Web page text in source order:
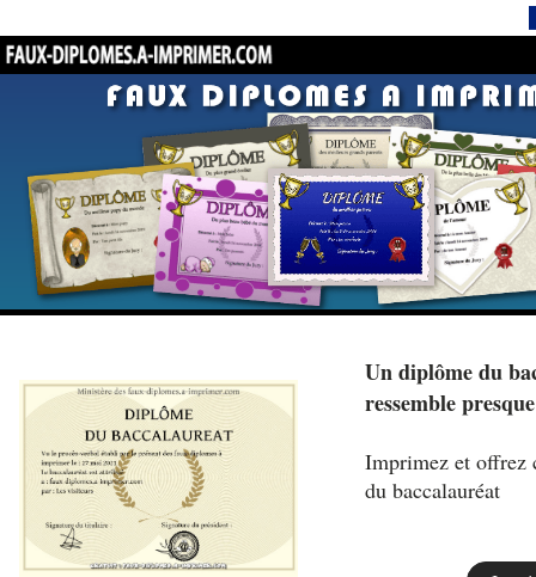
Un diplôme du
ressemble
Imprimez et offrez
du baccalauréat